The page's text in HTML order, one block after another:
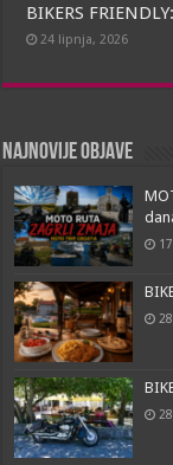
BIKERS
24 lipnja, 2026
Najnovije objave